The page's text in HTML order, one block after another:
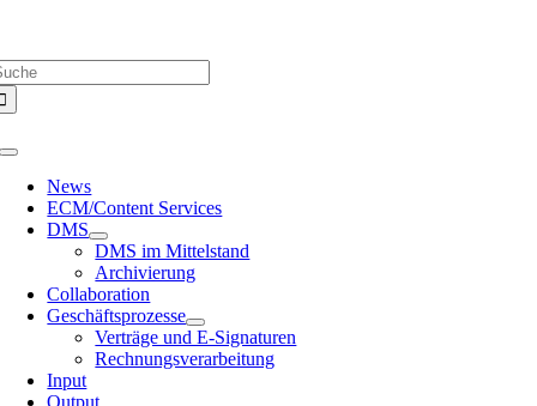
springen
Toggle
Navigation
News
ECM/Content Services
DMS
DMS im Mittelstand
Archivierung
Collaboration
Geschäftsprozesse
Verträge und E-Signaturen
Rechnungsverarbeitung
Input
Output